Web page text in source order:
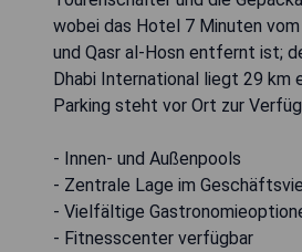
wobei das Hotel 7 Minuten vom
und Qasr al-Hosn entfernt ist;
Dhabi International liegt 29 km
Parking steht vor Ort zur
- Innen- und Außenpools
- Zentrale Lage im
- Vielfältige
- Fitnesscenter verfügbar